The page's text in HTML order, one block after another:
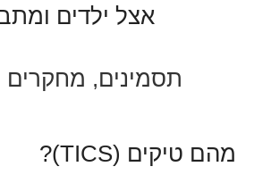
אצל ילדים
תסמינים, מחקרים
מהם טיקים (TICS)?